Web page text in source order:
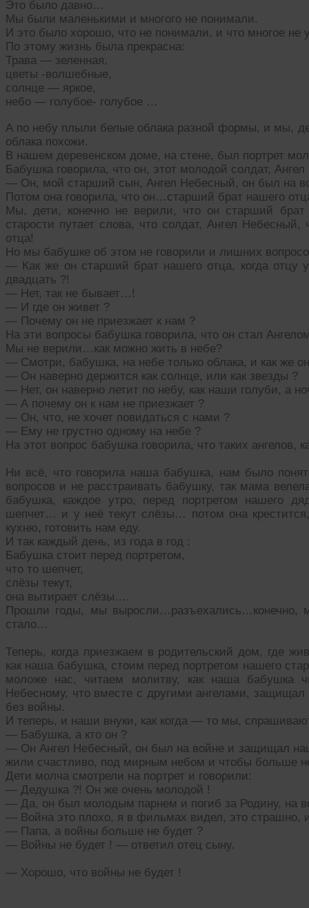
Это было давно…
Мы были маленькими и многого не понимали.
И это было хорошо, что не понимали, и что многое не
По этому жизнь была прекрасна:
Трава — зеленная,
цветы -волшебные,
солнце — яркое,
небо — голубое- голубое … ​
А по небу плыли белые облака разной формы, и мы,
облака похожи.
В нашем деревенском доме, на стене, был портрет
Бабушка говорила, что он, этот молодой солдат,
— Он, мой старший сын, Ангел Небесный, он был на
Потом она говорила, что он…старший брат нашего
Мы, дети, конечно не верили, что он старший
старости путает слова, что солдат, Ангел
отца!
Но мы бабушке об этом не говорили и лишних
— Как же он старший брат нашего отца, когда отцу
двадцать ?!
— Нет, так не бывает…!
— И где он живет ?
— Почему он не приезжает к нам ?
На эти вопросы бабушка говорила, что он стал
Мы не верили…как можно жить в небе?
— Смотри, бабушка, на небе только облака, и как же
— Он наверно держится как солнце, или как звезды ?
— Нет, он наверно летит по небу, как наши голуби, а
— А почему он к нам не приезжает ?
— Он, что, не хочет повидаться с нами ?
— Ему не грустно одному на небе ?
На этот вопрос бабушка говорила, что таких
Ни всё, что говорила наша бабушка, нам было
вопросов и не расстраивать бабушку, так мама
бабушка, каждое утро, перед портретом нашего
шепчет… и у неё текут слёзы… потом она
кухню, готовить нам еду.
И так каждый день, из года в год :
Бабушка стоит перед портретом,
что то шепчет,
слёзы текут,
она вытирает слёзы….
Прошли годы, мы
стало…
Теперь, когда приезжаем в родительский дом, где
как наша бабушка, стоим перед портретом нашего
моложе нас, читаем молитву, как наша бабушка
Небесному, что вместе с другими ангелами,
без войны.
И теперь, и наши внуки, как когда — то мы,
— Бабушка, а кто он ?
— Он Ангел Небесный, он был на войне и защищал
жили счастливо, под мирным небом и чтобы
Дети молча смотрели на портрет и говорили:
— Дедушка ?! Он же очень молодой !
— Да, он был молодым парнем и погиб за Родину, на
— Война это плохо, я в фильмах видел, это страшно,
— Папа, а войны больше не будет ?
— Войны не будет ! — ответил отец сыну.
— Хорошо, что войны не будет !